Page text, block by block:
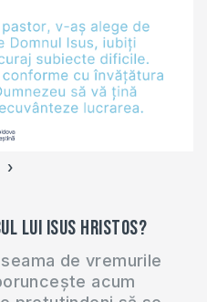
›
lui Isus Hristos?
de vremurile
acum